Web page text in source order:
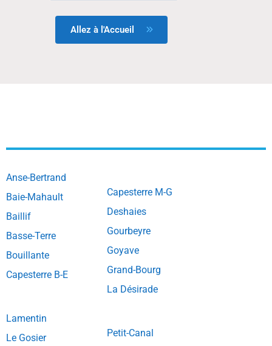
Allez à l'Accueil
Anse-Bertrand
Baie-Mahault
Baillif
Basse-Terre
Bouillante
Capesterre B-E
Capesterre M-G
Deshaies
Gourbeyre
Goyave
Grand-Bourg
La Désirade
Lamentin
Le Gosier
Petit-Canal